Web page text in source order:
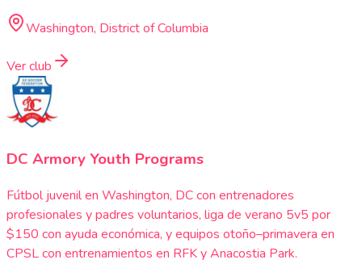
Washington, District of Columbia
Ver club
DC Armory Youth Programs
Fútbol juvenil en Washington, DC con entrenadores
profesionales y padres voluntarios, liga de verano 5v5 por
$150 con ayuda económica, y equipos otoño–primavera en
CPSL con entrenamientos en RFK y Anacostia Park.